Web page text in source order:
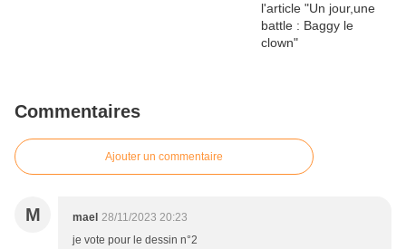
Commentaires
Ajouter un commentaire
M mael 28/11/2023 20:23
je vote pour le dessin n°2